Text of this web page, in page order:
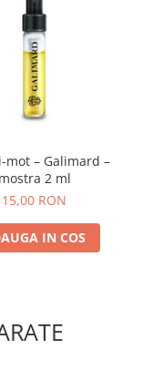
mot – Galimard –
mostra 2 ml
15,00 RON
IN COS